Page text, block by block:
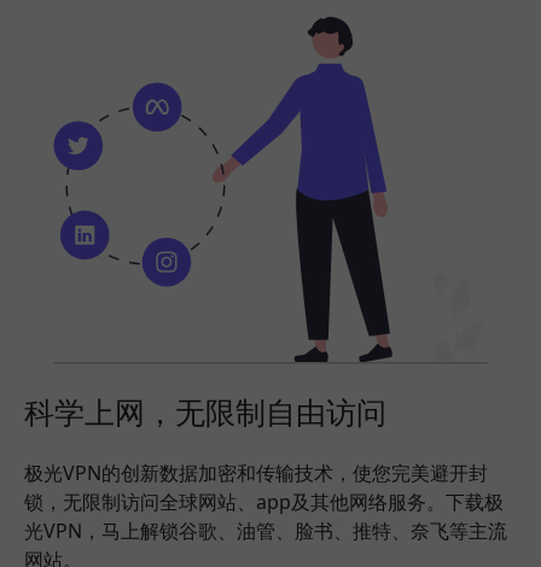
科学上网，无限制自由访问
极光VPN的创新数据加密和传输技术，使您完美避开封
锁，无限制访问全球网站、app及其他网络服务。下载极
光VPN，马上解锁谷歌、油管、脸书、推特、奈飞等主流
网站。